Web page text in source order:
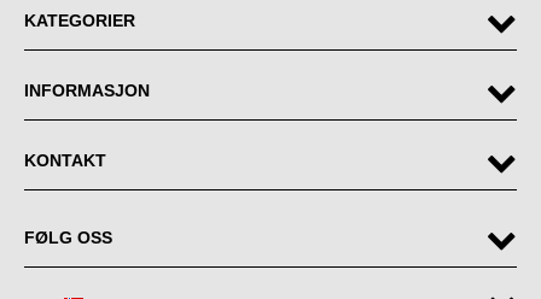
KATEGORIER
INFORMASJON
KONTAKT
FØLG OSS